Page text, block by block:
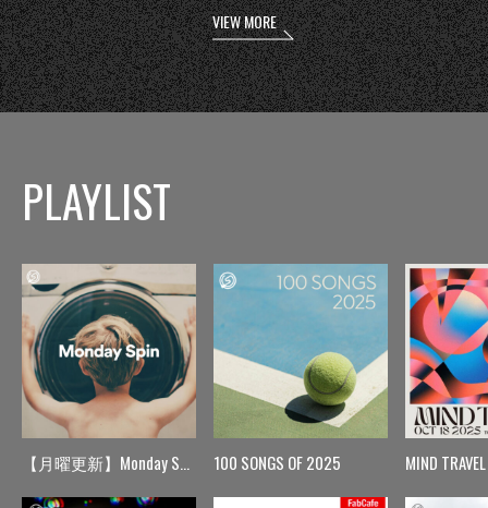
VIEW MORE
PLAYLIST
【月曜更新】Monday Spin 100 SONGS OF 2025 MIND TRAVEL